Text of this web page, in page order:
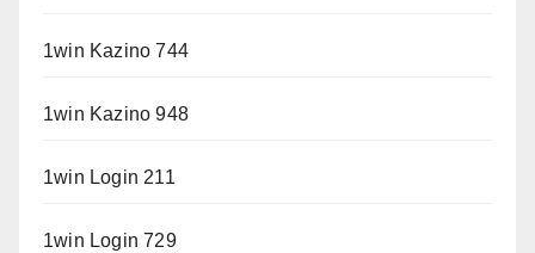
1win Kazino 744
1win Kazino 948
1win Login 211
1win Login 729